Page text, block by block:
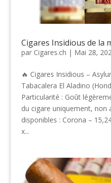
Cigares Insidious de la
par Cigares.ch | Mai 28,
🔥 Cigares Insidious –
Tabacalera El Aladino
Particularité : Goût
du cigare uniquement, non
disponibles : Corona –
x...